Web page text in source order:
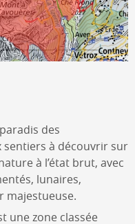
des
à découvrir sur
à l’état brut, avec
lunaires,
majestueuse.
une zone classée